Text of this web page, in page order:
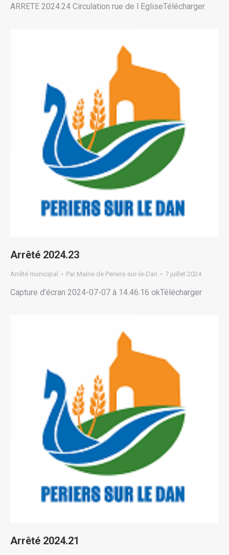
ARRETE 2024.24 Circulation rue de l EgliseTélécharger
Arrêté 2024.23
Arrêté municipal Par Mairie de Periers-sur-le-Dan 7 juillet 2024
Capture d’écran 2024-07-07 à 14.46.16 okTélécharger
Arrêté 2024.21